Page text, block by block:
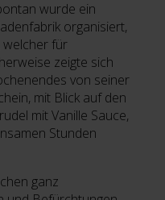
wurde ein
organisiert,
welcher für
zeigte sich
von seiner
mit Blick auf den
mit Vanille Sauce,
Stunden
ganz